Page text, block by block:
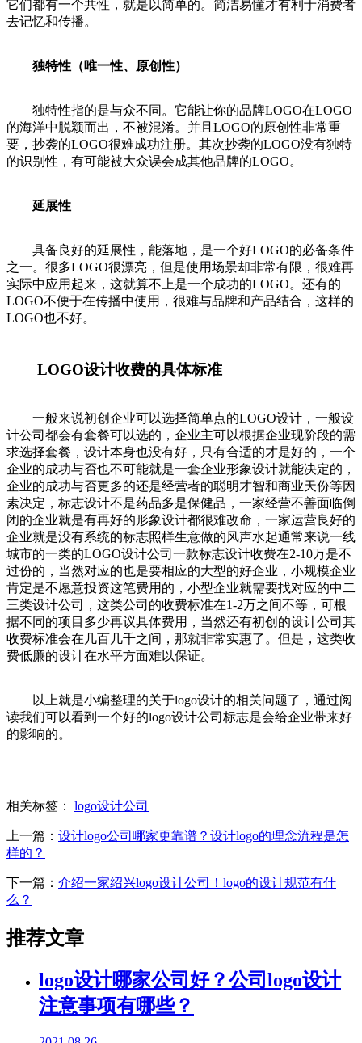
它们都有一个共性，就是以简单的。简洁易懂才有利于消费者
去记忆和传播。
独特性（唯一性、原创性）
独特性指的是与众不同。它能让你的品牌LOGO在LOGO
的海洋中脱颖而出，不被混淆。并且LOGO的原创性非常重
要，抄袭的LOGO很难成功注册。其次抄袭的LOGO没有独特
的识别性，有可能被大众误会成其他品牌的LOGO。
延展性
具备良好的延展性，能落地，是一个好LOGO的必备条件
之一。很多LOGO很漂亮，但是使用场景却非常有限，很难再
实际中应用起来，这就算不上是一个成功的LOGO。还有的
LOGO不便于在传播中使用，很难与品牌和产品结合，这样的
LOGO也不好。
LOGO设计收费的具体标准
一般来说初创企业可以选择简单点的LOGO设计，一般设
计公司都会有套餐可以选的，企业主可以根据企业现阶段的需
求选择套餐，设计本身也没有好，只有合适的才是好的，一个
企业的成功与否也不可能就是一套企业形象设计就能决定的，
企业的成功与否更多的还是经营者的聪明才智和商业天份等因
素决定，标志设计不是药品多是保健品，一家经营不善面临倒
闭的企业就是有再好的形象设计都很难改命，一家运营良好的
企业就是没有系统的标志照样生意做的风声水起通常来说一线
城市的一类的LOGO设计公司一款标志设计收费在2-10万是不
过份的，当然对应的也是要相应的大型的好企业，小规模企业
肯定是不愿意投资这笔费用的，小型企业就需要找对应的中二
三类设计公司，这类公司的收费标准在1-2万之间不等，可根
据不同的项目多少再议具体费用，当然还有初创的设计公司其
收费标准会在几百几千之间，那就非常实惠了。但是，这类收
费低廉的设计在水平方面难以保证。
以上就是小编整理的关于logo设计的相关问题了，通过阅
读我们可以看到一个好的logo设计公司标志是会给企业带来好
的影响的。
相关标签： logo设计公司
上一篇： 设计logo公司哪家更靠谱？设计logo的理念流程是怎
样的？
下一篇： 介绍一家绍兴logo设计公司！logo的设计规范有什
么？
推荐文章
logo设计哪家公司好？公司logo设计
注意事项有哪些？